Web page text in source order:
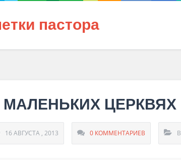
пастора
МАЛЕНЬКИХ ЦЕРКВЯХ
16 АВГУСТА , 2013 0 КОММЕНТАРИЕВ